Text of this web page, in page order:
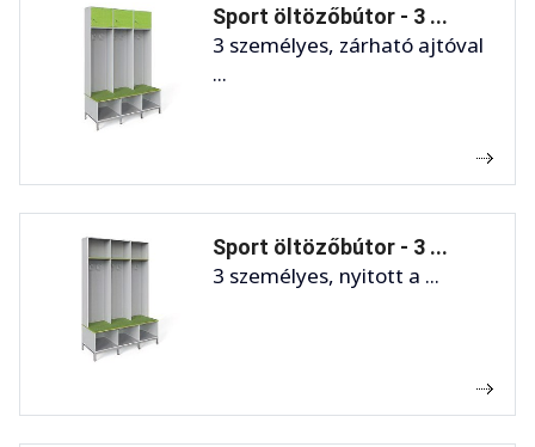
Sport öltözőbútor - 3 ...
3 személyes, zárható ajtóval
...
Sport öltözőbútor - 3 ...
3 személyes, nyitott a ...